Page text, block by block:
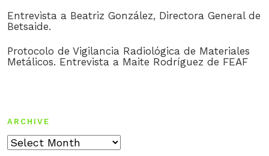
Entrevista a Beatriz González, Directora General de
Betsaide.
Protocolo de Vigilancia Radiológica de Materiales
Metálicos. Entrevista a Maite Rodríguez de FEAF
ARCHIVE
Archive